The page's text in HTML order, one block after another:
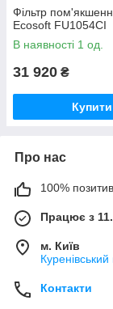
Фільтр
Ecosoft FU1054CI
В наявності 1 од.
31 920 ₴
Купити
Про нас
100%
Працює з
м. Київ
Контакти